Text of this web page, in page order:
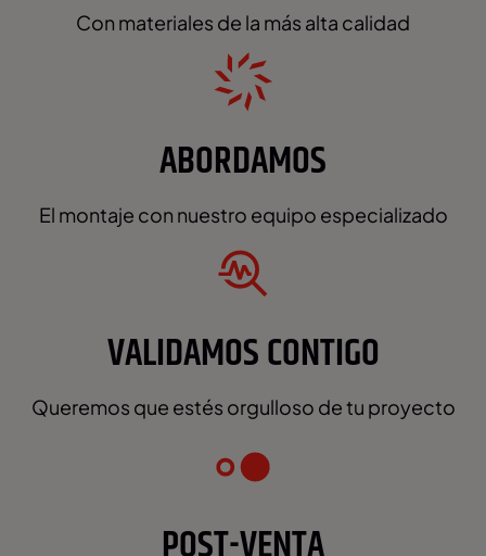
Con materiales de la más alta calidad
ABORDAMOS
El montaje con nuestro equipo especializado
VALIDAMOS CONTIGO
Queremos que estés orgulloso de tu proyecto